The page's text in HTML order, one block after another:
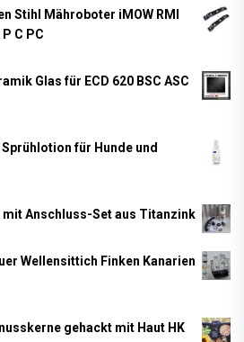
Stihl Mähroboter iMOW RMI
C PC
Glas für ECD 620 BSC ASC
für Hunde und
mit Anschluss-Set aus Titanzink
Wellensittich Finken Kanarien
gehackt mit Haut HK